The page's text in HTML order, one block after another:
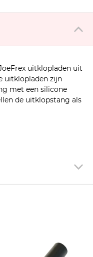
uitklopladen uit
uitklopladen zijn
met een silicone
de uitklopstang als